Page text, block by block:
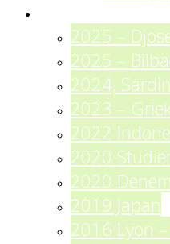
2025 –
2025 –
2024,
2023 –
2022
2020
2020
2019 Japan
2016 Lyon –